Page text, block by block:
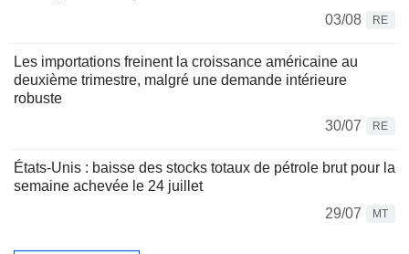
03/08
RE
Les importations freinent la croissance américaine au
deuxième trimestre, malgré une demande intérieure
robuste
30/07
RE
États-Unis : baisse des stocks totaux de pétrole brut pour la
semaine achevée le 24 juillet
29/07
MT